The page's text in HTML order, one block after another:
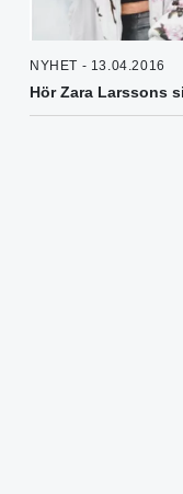
NYHET - 13.04.2016
Hör Zara Larssons